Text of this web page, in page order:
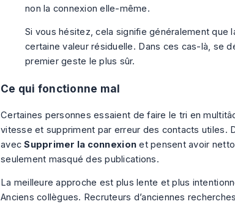
non la connexion elle-même.
Si vous hésitez, cela signifie généralement que
certaine valeur résiduelle. Dans ces cas-là, se
premier geste le plus sûr.
Ce qui fonctionne mal
Certaines personnes essaient de faire le tri en
vitesse et suppriment par erreur des contacts utiles.
avecSupprimer la connexion et pensent avoir
seulement masqué des publications.
La meilleure approche est plus lente et plus
Anciens collègues. Recruteurs d’anciennes